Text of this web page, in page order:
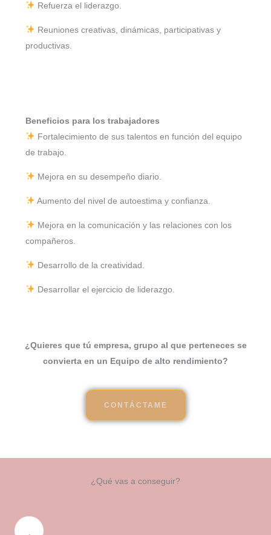
Refuerza el liderazgo.
Reuniones creativas, dinámicas, participativas y
productivas.
Beneficios para los trabajadores
Fortalecimiento de sus talentos en función del equipo
de trabajo.
Mejora en su desempeño diario.
Aumento del nivel de autoestima y confianza.
Mejora en la comunicación y las relaciones con los
compañeros.
Desarrollo de la creatividad.
Desarrollar el ejercicio de liderazgo.
¿Quieres que tú empresa, grupo al que perteneces se
convierta en un Equipo de alto rendimiento?
CONTÁCTAME
¿Qué vas a conseguir?